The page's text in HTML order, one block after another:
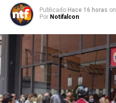
Publicado Hace 16 horas on
Por Notifalcon